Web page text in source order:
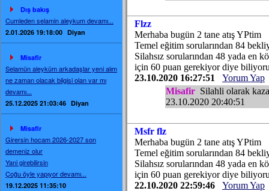
Dış bakış
Cumleden selamin aleykum devamı...
2.01.2026 19:18:00 Diyan
Misafir
Selamün aleyküm arkadaşlar yeni alım
ne zaman olacak bilgisi olan var mı
devamı...
25.12.2025 21:03:46 Diyan
Misafir
Girersin hocam 2026-2027 son
demeniz olur
Yani girebilirsin
Çoğu öyle yapıyor devamı...
19.12.2025 11:35:10
Flzz
Merhaba bugün 2 tane atış YPtim
Temel eğitim sorularından 84
Silahsız sorularından 48 yada en
için 60 puan gerekiyor diye
23.10.2020 16:27:51
Yorum Yap
Misafir Silahli olarak
23.10.2020 20:40:51
Msfr flz
Merhaba bugün 2 tane atış YPtim
Temel eğitim sorularından 84
Silahsız sorularından 48 yada en
için 60 puan gerekiyor diye
22.10.2020 22:59:46
Yorum Yap